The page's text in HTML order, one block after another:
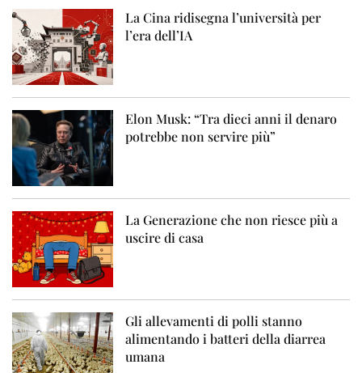
La Cina ridisegna l’università per
l’era dell’IA
Elon Musk: “Tra dieci anni il denaro
potrebbe non servire più”
La Generazione che non riesce più a
uscire di casa
Gli allevamenti di polli stanno
alimentando i batteri della diarrea
umana